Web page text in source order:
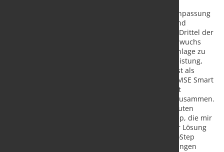
hauseigenen Schneidanlage und der Produktionsanpassung
stetig. „Jedes Jahr haben wir an Umsatz zugelegt und
gemerkt, dass wir doch immer mehr zukaufen. Ein Drittel der
Schneidaufträge konnten wir nicht bearbeiten.“ So wuchs
erneut der Gedanke, in eine eigene Laserschneidanlage zu
investieren. Aber die gesuchte Konstellation aus Leistung,
Größe, Preis und Hersteller war nicht zu finden. Erst als
MicroStep Europa 2020 seine neue Laserbaureihe MSE Smart
FL, den leistungsstarken Laser-Einsteiger, am Markt
präsentierte, kamen alle gewünschten Parameter zusammen.
„Da passt alles. Ein 2D-Laser mit Wechseltisch zu guten
Konditionen. Dazu die räumliche Nähe zu MicroStep, die mir
immer gefallen hat, es war immer alles gut. Mit der Lösung
bin ich sehr zufrieden“, sagt Franz Humberg. MicroStep
Europa kümmerte sich um den Verkauf der noch jungen